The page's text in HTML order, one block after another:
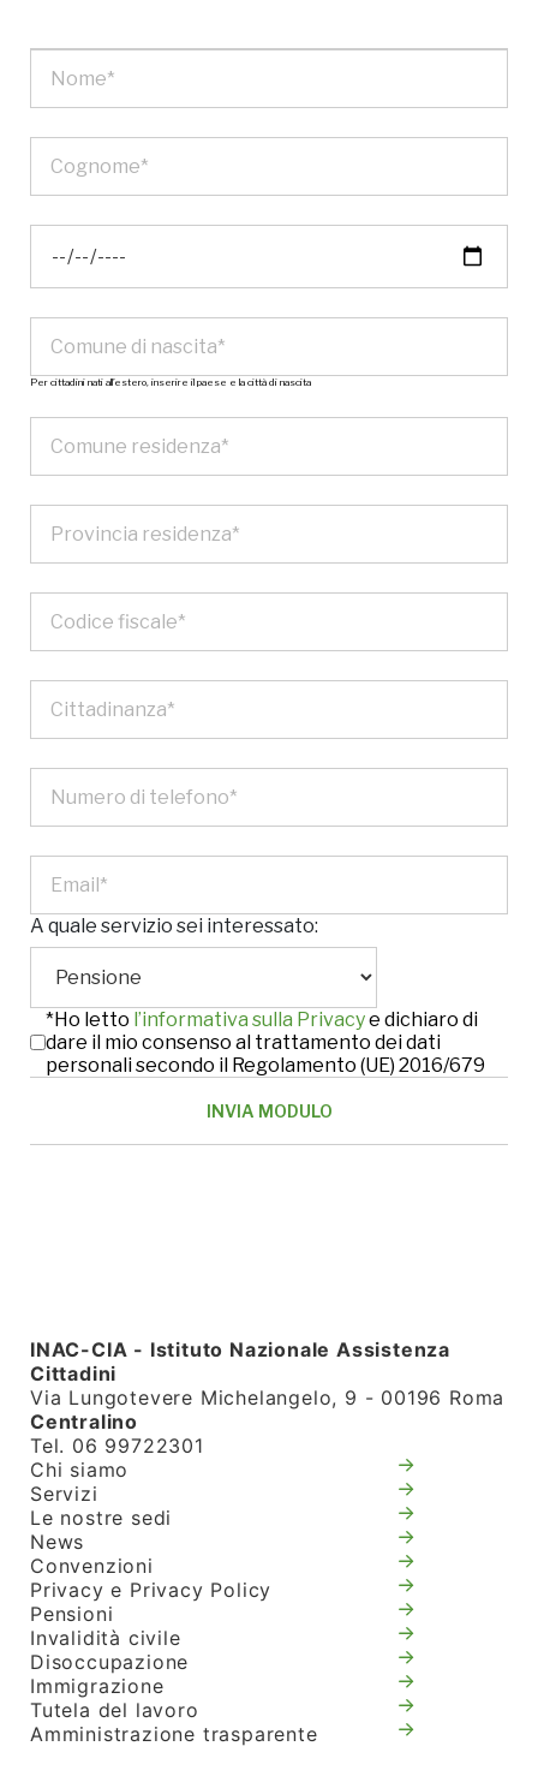
Per cittadini nati all’estero, inserire il paese e la città di nascita
A quale servizio sei interessato:
*Ho letto l’informativa sulla Privacye dichiaro di
dare il mio consenso al trattamento dei dati
personali secondo il Regolamento (UE) 2016/679
INAC-CIA - Istituto Nazionale Assistenza
Cittadini
Via Lungotevere Michelangelo, 9 - 00196 Roma
Centralino
Tel. 06 99722301
Chi siamo
Servizi
Le nostre sedi
News
Convenzioni
Privacy e Privacy Policy
Pensioni
Invalidità civile
Disoccupazione
Immigrazione
Tutela del lavoro
Amministrazione trasparente